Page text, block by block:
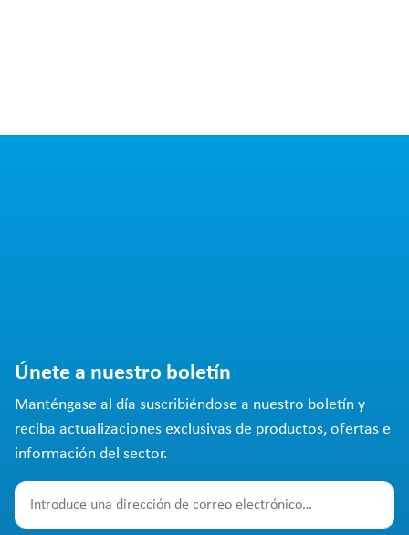
Únete a nuestro boletín
Manténgase al día suscribiéndose a nuestro boletín y
reciba actualizaciones exclusivas de productos, ofertas e
información del sector.